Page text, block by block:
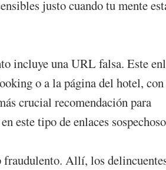
justo cuando tu mente
incluye una URL falsa. Este
o a la página del hotel, con
crucial recomendación para
este tipo de enlaces
fraudulento. Allí, los